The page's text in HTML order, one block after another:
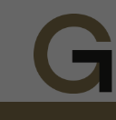
content